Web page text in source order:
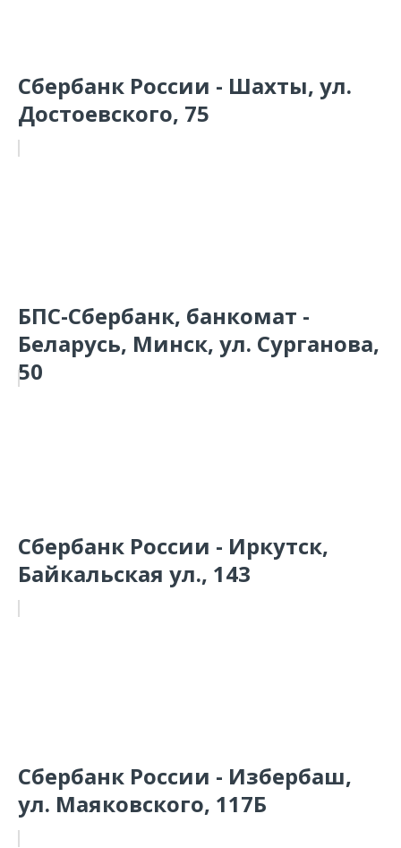
Сбербанк России - Шахты, ул.
Достоевского, 75
БПС-Сбербанк, банкомат -
Беларусь, Минск, ул. Сурганова,
50
Сбербанк России - Иркутск,
Байкальская ул., 143
Сбербанк России - Избербаш,
ул. Маяковского, 117Б